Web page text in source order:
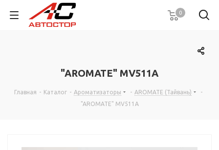
0
"AROMATE" MV511А
Главная - Каталог - Ароматизаторы - AROMATE (Тайвань)
-
"AROMATE" MV511А